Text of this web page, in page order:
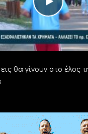
θα γίνουν στο έλος